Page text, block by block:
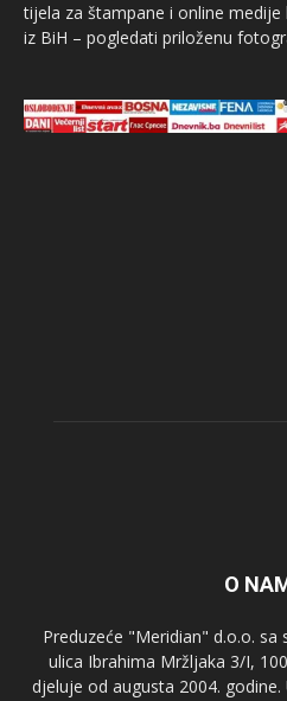
tijela za štampane i online
iz BiH – pogledati priloženu
O
Preduzeće "Meridian" d.o.o. sa
ulica Ibrahima Mržljaka 3/I,
djeluje od augusta 2004.